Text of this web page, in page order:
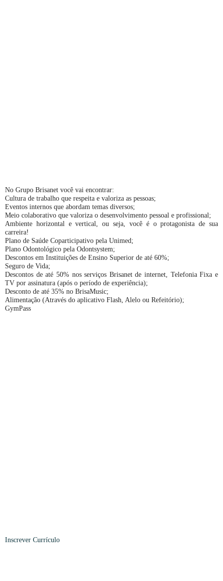
No Grupo Brisanet você vai encontrar:
Cultura de trabalho que respeita e valoriza as pessoas;
Eventos internos que abordam temas diversos;
Meio colaborativo que valoriza o desenvolvimento pessoal e profissional;
Ambiente horizontal e vertical, ou seja, você é o protagonista de sua
carreira!
Plano de Saúde Coparticipativo pela Unimed;
Plano Odontológico pela Odontsystem;
Descontos em Instituições de Ensino Superior de até 60%;
Seguro de Vida;
Descontos de até 50% nos serviços Brisanet de internet, Telefonia Fixa e
TV por assinatura (após o período de experiência);
Desconto de até 35% no BrisaMusic;
Alimentação (Através do aplicativo Flash, Alelo ou Refeitório);
GymPass
Inscrever Currículo